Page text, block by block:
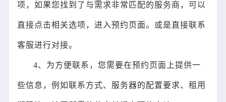
项，如果您找到了与需求非常匹配的服务商，可以
直接点击相关选项，进入预约页面。或是直接联系
客服进行对接。
4、为方便联系，您需要在预约页面上提供一
些信息，例如联系方式、服务器的配置要求、租用